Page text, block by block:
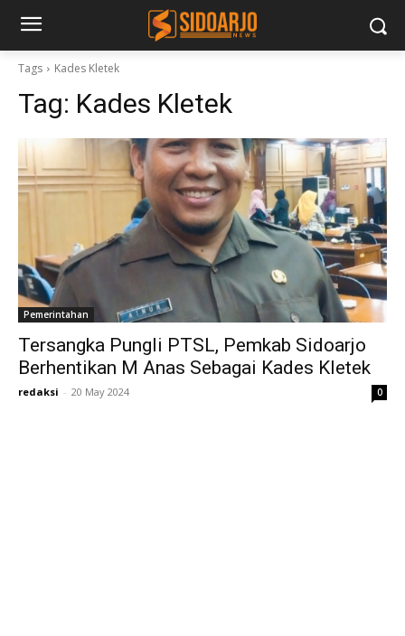
Tags Kades Kletek
Tag: Kades Kletek
Pemerintahan
Tersangka Pungli PTSL, Pemkab Sidoarjo
Berhentikan M Anas Sebagai Kades Kletek
redaksi - 20 May 2024 0